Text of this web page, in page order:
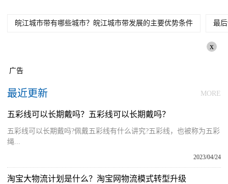
皖江城市带有哪些城市？皖江城市带发展的主要优势条件 最
x
广告
最近更新 MORE
五彩线可以长期戴吗？五彩线可以长期戴吗？
五彩线可以长期戴吗?佩戴五彩线有什么讲究?五彩线，也被称为五彩
绳...
2023/04/24
淘宝大物流计划是什么？淘宝网物流模式转型升级